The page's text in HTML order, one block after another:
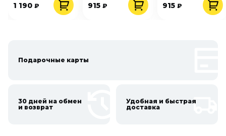
1 190 ₽ 915 ₽ 915 ₽
Подарочные карты
30 дней на обмен
и возврат
Удобная и быстрая
доставка